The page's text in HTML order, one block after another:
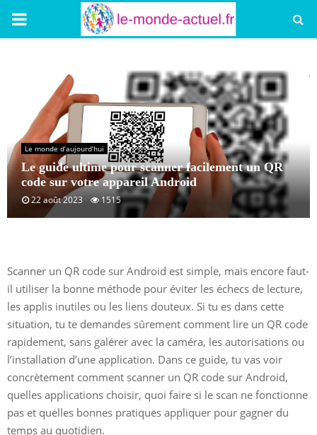
PRIMARY
Le monde d’aujourd’hui
Le guide ultime pour scanner facilement un QR
code sur votre appareil Android
22 août 2023 1515
Scanner un QR code sur Android est simple, mais encore faut-
il utiliser la bonne méthode pour éviter les échecs de lecture,
les applis inutiles ou les liens douteux. Si tu es dans cette
situation, tu te demandes sûrement comment lire un QR code
rapidement, sans galérer avec la caméra, les autorisations ou
l’installation d’une application. Dans ce guide, tu vas voir
concrètement comment scanner un QR code sur Android,
quelles applications choisir, quoi faire si le scan ne fonctionne
pas et quelles bonnes pratiques appliquer pour gagner du
temps au quotidien.